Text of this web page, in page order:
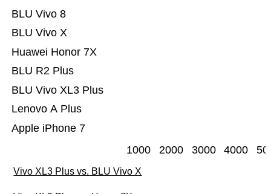
Apple iPhone 7
Lenovo A Plus
BLU Vivo XL3 Plus
BLU R2 Plus
Huawei Honor 7X
BLU Vivo X
BLU Vivo 8
1000 2000 3000 4000
Vivo XL3 Plus vs. BLU Vivo X